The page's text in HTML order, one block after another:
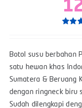
Botol susu berbahan
satu hewan khas
Sumatera & Beruang
dengan ringneck biru
Sudah dilengkapi